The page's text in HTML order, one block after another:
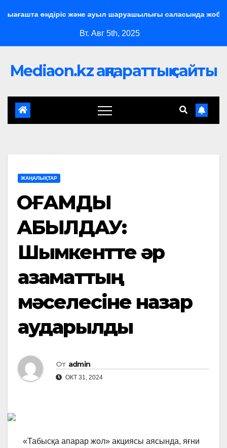
өндіріс және ауыл шаруашылығы саласында жобалар
Вт. Авг 5th, 2025
Mediaon.kz ақпараттық сайты
ЖАҢАЛЫҚТАР
​ҚОҒАМДЫҚ
ҚАБЫЛДАУ:
Шымкентте әр
азаматтың
мәселесіне назар
аударылды
От admin
ОКТ 31, 2024
«Табысқа апарар жол» акциясы аясында, яғни